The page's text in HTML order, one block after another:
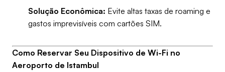
Solução Econômica: Evite altas taxas de roaming e
gastos imprevisíveis com cartões SIM.
Como Reservar Seu Dispositivo de Wi-Fi no
Aeroporto de Istambul